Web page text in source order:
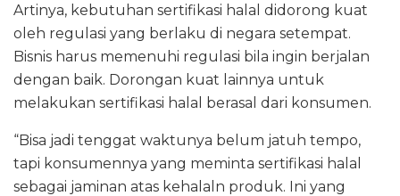
Artinya, kebutuhan sertifikasi halal didorong kuat
oleh regulasi yang berlaku di negara setempat.
Bisnis harus memenuhi regulasi bila ingin berjalan
dengan baik. Dorongan kuat lainnya untuk
melakukan sertifikasi halal berasal dari konsumen.
“Bisa jadi tenggat waktunya belum jatuh tempo,
tapi konsumennya yang meminta sertifikasi halal
sebagai jaminan atas kehalaln produk. Ini yang